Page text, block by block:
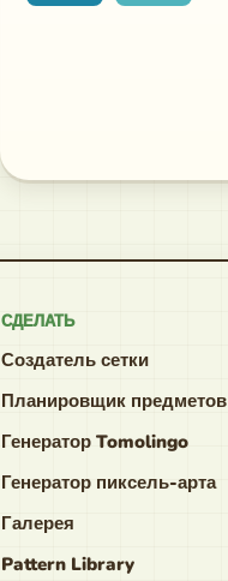
СДЕЛАТЬ
Создатель сетки
Планировщик предметов
Генератор Tomolingo
Генератор пиксель-арта
Галерея
Pattern Library